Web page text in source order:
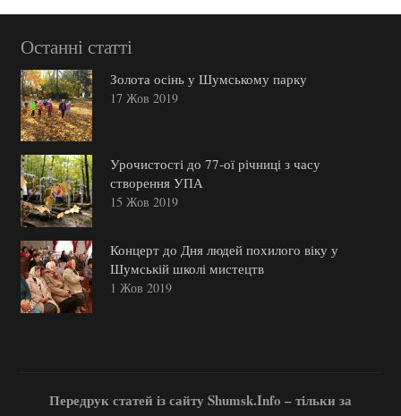
Останні статті
Золота осінь у Шумському парку
17 Жов 2019
Урочистості до 77-ої річниці з часу
створення УПА
15 Жов 2019
Концерт до Дня людей похилого віку у
Шумській школі мистецтв
1 Жов 2019
Передрук статей із сайту Shumsk.Info – тільки за